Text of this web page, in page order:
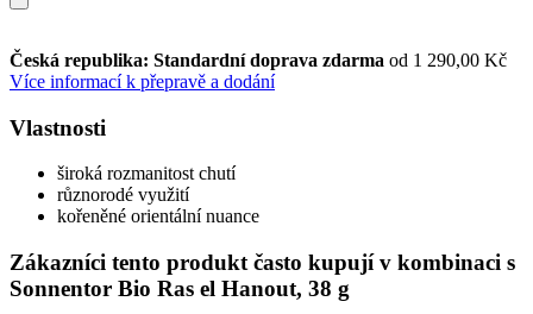
Česká republika: Standardní doprava zdarma od 1 290,00 Kč
Více informací k přepravě a dodání
Vlastnosti
široká rozmanitost chutí
různorodé využití
kořeněné orientální nuance
Zákazníci tento produkt často kupují v kombinaci s
Sonnentor Bio Ras el Hanout, 38 g